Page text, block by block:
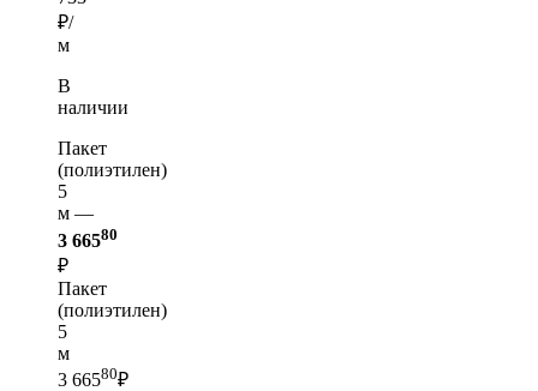
₽/
м
В
наличии
Пакет
(полиэтилен)
5
м —
3 66580
₽
Пакет
(полиэтилен)
5
м
3 66580₽